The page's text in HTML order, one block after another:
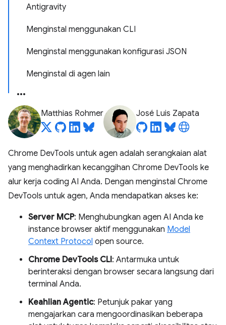
Antigravity
Menginstal menggunakan CLI
Menginstal menggunakan konfigurasi JSON
Menginstal di agen lain
Matthias Rohmer José Luis Zapata
Chrome DevTools untuk agen adalah serangkaian alat
yang menghadirkan kecanggihan Chrome DevTools ke
alur kerja coding AI Anda. Dengan menginstal Chrome
DevTools untuk agen, Anda mendapatkan akses ke:
Server MCP: Menghubungkan agen AI Anda ke
instance browser aktif menggunakan Model
Context Protocol open source.
Chrome DevTools CLI: Antarmuka untuk
berinteraksi dengan browser secara langsung dari
terminal Anda.
Keahlian Agentic: Petunjuk pakar yang
mengajarkan cara mengoordinasikan beberapa